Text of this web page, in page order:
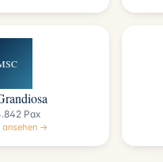
Pax
ansehen →